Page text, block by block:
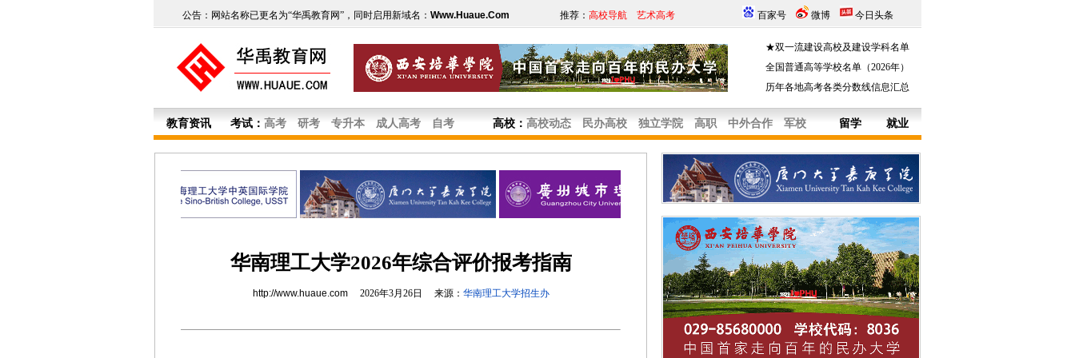
公告：网站名称已更名为“华禹教育网”，同时启用新域名： Www.Huaue.Com 推荐： 高校导航 艺术高考 百家号 微博 今日头条
★双一流建设高校及建设学科名单
全国普通高等学校名单（2026年）
历年各地高考各类分数线信息汇总
教育资讯 考试： 高考 研考 专升本 成人高考 自考 高校： 高校动态 民办高校 独立学院 高职 中外合作 军校 留学 就业
华南理工大学2026年综合评价报考指南
http://www.huaue.com2026年3月26日 来源： 华南理工大学招生办